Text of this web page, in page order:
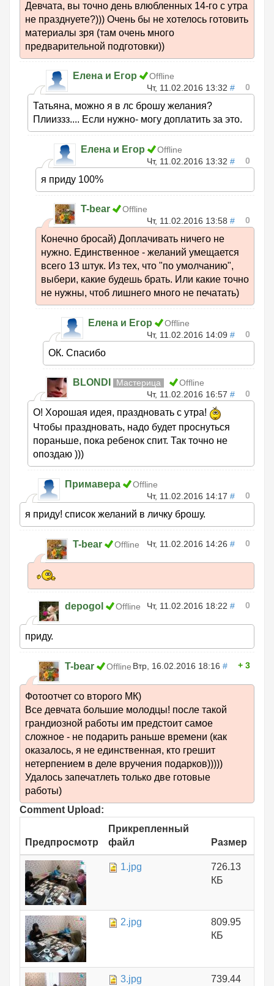
Девчата, вы точно день влюбленных 14-го с утра
не празднуете?))) Очень бы не хотелось готовить
материалы зря (там очень много
предварительной подготовки))
Елена и Егор
Offline
Чт, 11.02.2016 13:32 # 0
Татьяна, можно я в лс брошу желания?
Плииззз.... Если нужно- могу доплатить за это.
Елена и Егор
Offline
Чт, 11.02.2016 13:32 # 0
я приду 100%
T-bear
Offline
Чт, 11.02.2016 13:58 # 0
Конечно бросай) Доплачивать ничего не
нужно. Единственное - желаний умещается
всего 13 штук. Из тех, что "по умолчанию",
выбери, какие будешь брать. Или какие точно
не нужны, чтоб лишнего много не печатать)
Елена и Егор
Offline
Чт, 11.02.2016 14:09 # 0
ОК. Спасибо
BLONDI Мастерица
Offline
Чт, 11.02.2016 16:57 # 0
О! Хорошая идея, праздновать с утра!
Чтобы праздновать, надо будет проснуться
пораньше, пока ребенок спит. Так точно не
опоздаю )))
Примавера
Offline
Чт, 11.02.2016 14:17 # 0
я приду! список желаний в личку брошу.
T-bear Offline Чт, 11.02.2016 14:26 # 0
depogol Offline Чт, 11.02.2016 18:22 # 0
приду.
T-bear Offline Втр, 16.02.2016 18:16 # 3
Фотоотчет со второго МК)
Все девчата большие молодцы! после такой
грандиозной работы им предстоит самое
сложное - не подарить раньше времени (как
оказалось, я не единственная, кто грешит
нетерпением в деле вручения подарков)))))
Удалось запечатлеть только две готовые
работы)
Comment Upload:
Предпросмотр
Прикрепленный
файл
Размер
1.jpg
726.13
КБ
2.jpg
809.95
КБ
3.jpg
739.44